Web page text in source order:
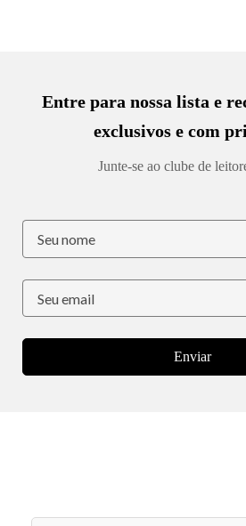
Entre para nossa lista e
exclusivos e com
Junte-se ao clube de
Enviar